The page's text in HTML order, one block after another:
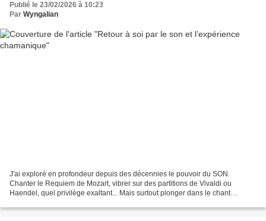
Publié le 23/02/2026 à 10:23
Par Wyngalian
J'ai exploré en profondeur depuis des décennies le pouvoir du SON.
Chanter le Requiem de Mozart, vibrer sur des partitions de Vivaldi ou
Haendel, quel privilège exaltant... Mais surtout plonger dans le chant